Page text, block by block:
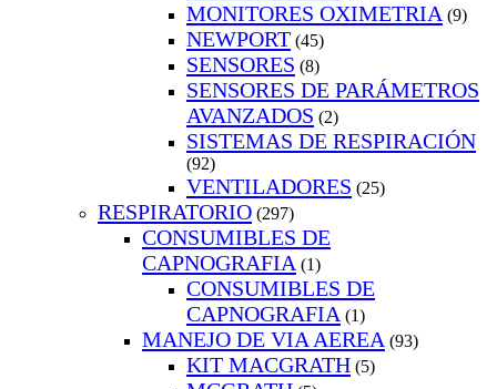
MONITORES OXIMETRIA (9)
NEWPORT (45)
SENSORES (8)
SENSORES DE PARÁMETROS
AVANZADOS (2)
SISTEMAS DE RESPIRACIÓN
(92)
VENTILADORES (25)
RESPIRATORIO (297)
CONSUMIBLES DE
CAPNOGRAFIA (1)
CONSUMIBLES DE
CAPNOGRAFIA (1)
MANEJO DE VIA AEREA (93)
KIT MACGRATH (5)